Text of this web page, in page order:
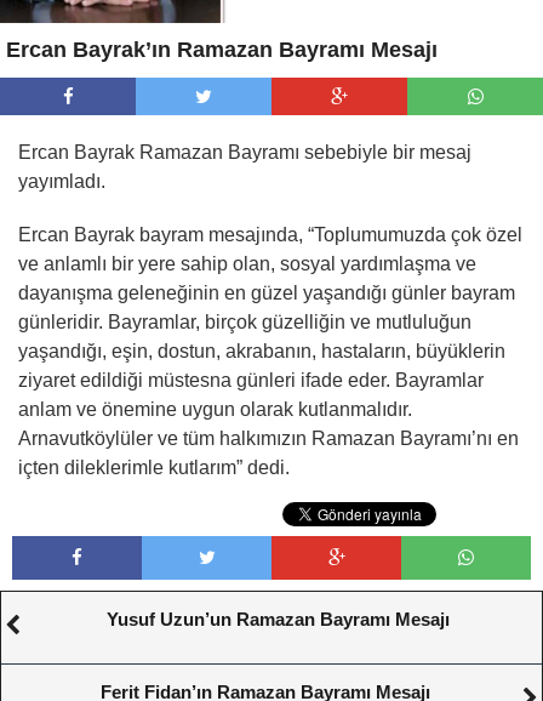
Ercan Bayrak’ın Ramazan Bayramı Mesajı
Ercan Bayrak Ramazan Bayramı sebebiyle bir mesaj
yayımladı.
Ercan Bayrak bayram mesajında, “Toplumumuzda çok özel
ve anlamlı bir yere sahip olan, sosyal yardımlaşma ve
dayanışma geleneğinin en güzel yaşandığı günler bayram
günleridir. Bayramlar, birçok güzelliğin ve mutluluğun
yaşandığı, eşin, dostun, akrabanın, hastaların, büyüklerin
ziyaret edildiği müstesna günleri ifade eder. Bayramlar
anlam ve önemine uygun olarak kutlanmalıdır.
Arnavutköylüler ve tüm halkımızın Ramazan Bayramı’nı en
içten dileklerimle kutlarım” dedi.
Yusuf Uzun’un Ramazan Bayramı Mesajı
Ferit Fidan’ın Ramazan Bayramı Mesajı